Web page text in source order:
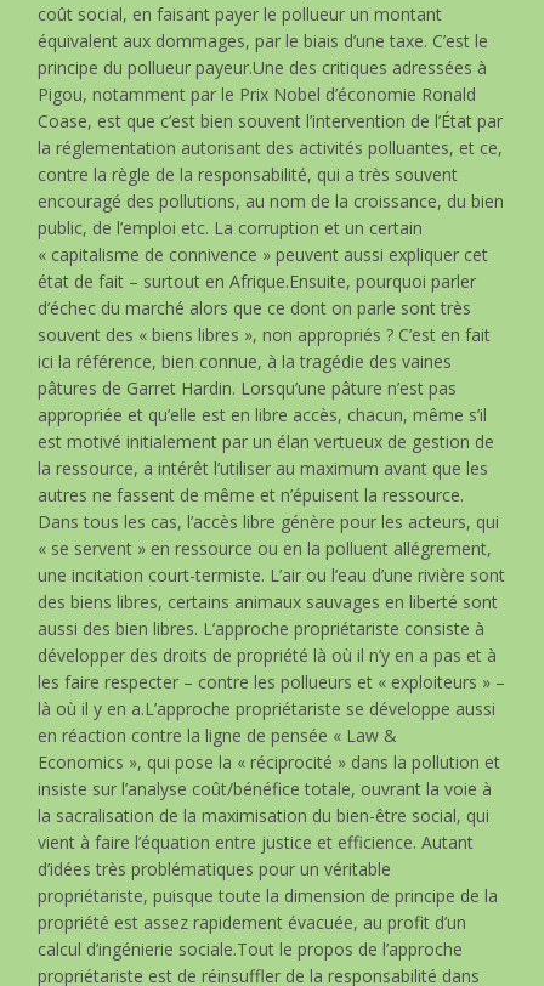
coût social, en faisant payer le pollueur un montant
équivalent aux dommages, par le biais d’une taxe. C’est le
principe du pollueur payeur.Une des critiques adressées à
Pigou, notamment par le Prix Nobel d’économie Ronald
Coase, est que c’est bien souvent l’intervention de l’État par
la réglementation autorisant des activités polluantes, et ce,
contre la règle de la responsabilité, qui a très souvent
encouragé des pollutions, au nom de la croissance, du bien
public, de l’emploi etc. La corruption et un certain
« capitalisme de connivence » peuvent aussi expliquer cet
état de fait – surtout en Afrique.Ensuite, pourquoi parler
d’échec du marché alors que ce dont on parle sont très
souvent des « biens libres », non appropriés ? C’est en fait
ici la référence, bien connue, à la tragédie des vaines
pâtures de Garret Hardin. Lorsqu’une pâture n’est pas
appropriée et qu’elle est en libre accès, chacun, même s’il
est motivé initialement par un élan vertueux de gestion de
la ressource, a intérêt l’utiliser au maximum avant que les
autres ne fassent de même et n’épuisent la ressource.
Dans tous les cas, l’accès libre génère pour les acteurs, qui
« se servent » en ressource ou en la polluent allégrement,
une incitation court-termiste. L’air ou l’eau d’une rivière sont
des biens libres, certains animaux sauvages en liberté sont
aussi des bien libres. L’approche propriétariste consiste à
développer des droits de propriété là où il n’y en a pas et à
les faire respecter – contre les pollueurs et « exploiteurs » –
là où il y en a.L’approche propriétariste se développe aussi
en réaction contre la ligne de pensée « Law &
Economics », qui pose la « réciprocité » dans la pollution et
insiste sur l’analyse coût/bénéfice totale, ouvrant la voie à
la sacralisation de la maximisation du bien-être social, qui
vient à faire l’équation entre justice et efficience. Autant
d’idées très problématiques pour un véritable
propriétariste, puisque toute la dimension de principe de la
propriété est assez rapidement évacuée, au profit d’un
calcul d’ingénierie sociale.Tout le propos de l’approche
propriétariste est de réinsuffler de la responsabilité dans